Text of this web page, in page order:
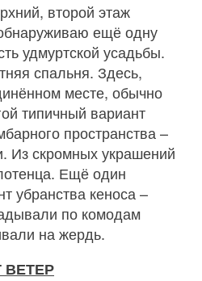
второй этаж
ещё одну
удмуртской усадьбы.
спальня. Здесь,
месте, обычно
типичный вариант
пространства –
Из скромных украшений
Ещё один
убранства кеноса –
по комодам
на жердь.
ВЕТЕР